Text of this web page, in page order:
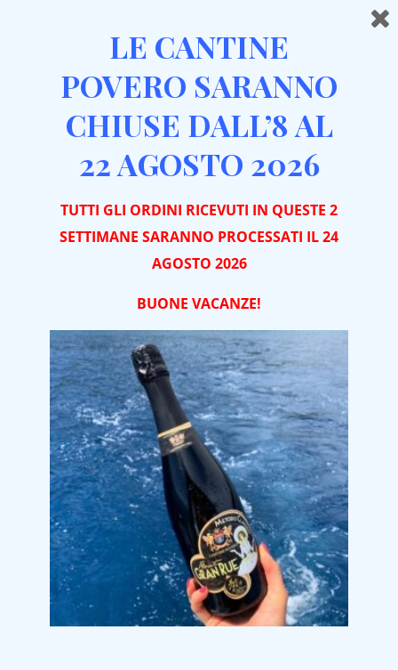
Home
Magnum (1,5 lt)
Prima Mossa Piemonte Barbera DOC Frizzante 2024
Magnum
LE CANTINE
POVERO SARANNO
CHIUSE DALL’8 AL
22 AGOSTO 2026
TUTTI GLI ORDINI RICEVUTI IN QUESTE 2
SETTIMANE SARANNO PROCESSATI IL 24
AGOSTO 2026
BUONE VACANZE!